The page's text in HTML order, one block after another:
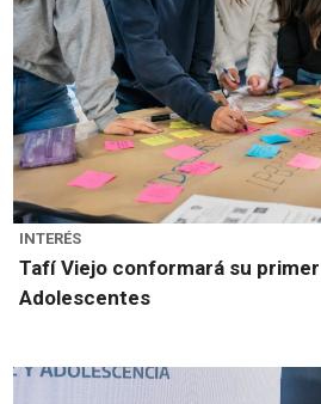
INTERÉS
Tafí Viejo conformará su
Adolescentes